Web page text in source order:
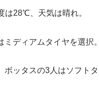
28℃、天気は晴れ。
ディアムタイヤを選択。
ボッタスの3人はソフト